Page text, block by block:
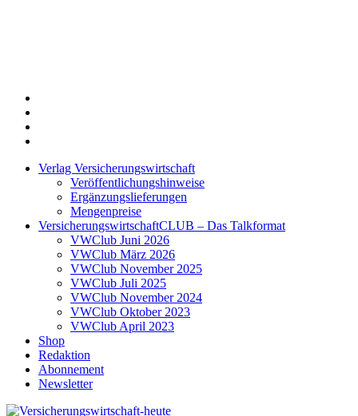
Verlag Versicherungswirtschaft
Veröffentlichungshinweise
Ergänzungslieferungen
Mengenpreise
VersicherungswirtschaftCLUB – Das Talkformat
VWClub Juni 2026
VWClub März 2026
VWClub November 2025
VWClub Juli 2025
VWClub November 2024
VWClub Oktober 2023
VWClub April 2023
Shop
Redaktion
Abonnement
Newsletter